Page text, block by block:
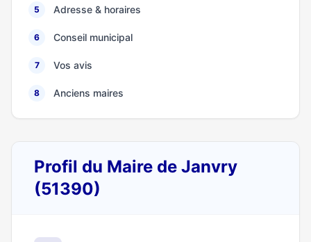
5 Adresse & horaires
6 Conseil municipal
7 Vos avis
8 Anciens maires
Profil du Maire de Janvry
(51390)